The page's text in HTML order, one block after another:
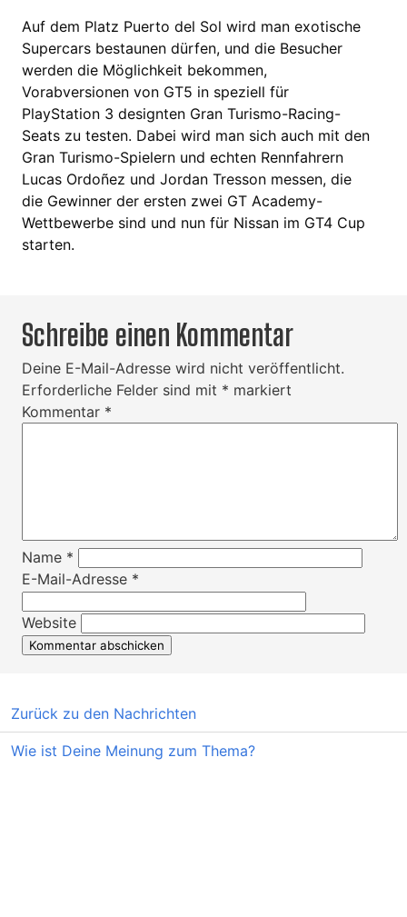
Auf dem Platz Puerto del Sol wird man exotische
Supercars bestaunen dürfen, und die Besucher
werden die Möglichkeit bekommen,
Vorabversionen von GT5 in speziell für
PlayStation 3 designten Gran Turismo-Racing-
Seats zu testen. Dabei wird man sich auch mit den
Gran Turismo-Spielern und echten Rennfahrern
Lucas Ordoñez und Jordan Tresson messen, die
die Gewinner der ersten zwei GT Academy-
Wettbewerbe sind und nun für Nissan im GT4 Cup
starten.
Schreibe einen Kommentar
Deine E-Mail-Adresse wird nicht veröffentlicht.
Erforderliche Felder sind mit * markiert
Kommentar *
Name *
E-Mail-Adresse *
Website
Zurück zu den Nachrichten
Wie ist Deine Meinung zum Thema?